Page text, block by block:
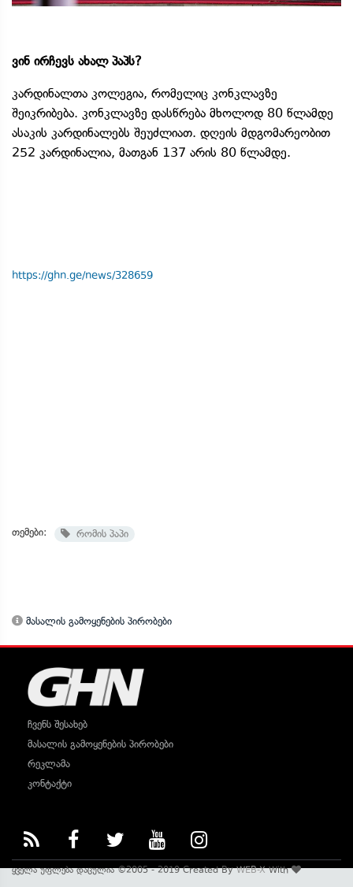
ვინ ირჩევს ახალ პაპს?
კარდინალთა კოლეგია, რომელიც კონკლავზე
შეიკრიბება. კონკლავზე დასწრება მხოლოდ 80 წლამდე
ასაკის კარდინალებს შეუძლიათ. დღეის მდგომარეობით
252 კარდინალია, მათგან 137 არის 80 წლამდე.
https://ghn.ge/news/328659
თემები: რომის პაპი
მასალის გამოყენების პირობები
ჩვენს შესახებ
მასალის გამოყენების პირობები
რეკლამა
კონტაქტი
ყველა უფლება დაცულია ©2005 - 2019 Created ByWEB-XWith